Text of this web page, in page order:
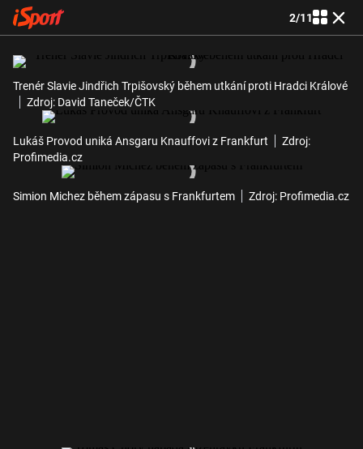
2/11
Trenér Slavie Jindřich Trpišovský během utkání proti Hradci Králové
Zdroj: David Taneček/ČTK
Lukáš Provod uniká Ansgaru Knauffovi z Frankfurt
Zdroj:
Profimedia.cz
Simion Michez během zápasu s Frankfurtem Zdroj: Profimedia.cz